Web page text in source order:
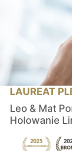
LAUREAT
Leo & Mat
Holowanie